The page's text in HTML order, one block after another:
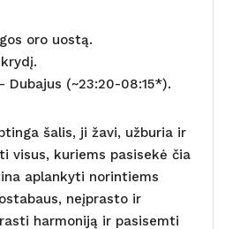
oro uostą.
Dubajus (~23:20-08:15*).
šalis, ji žavi, užburia ir
visus, kuriems pasisekė čia
aplankyti norintiems
neįprasto ir
harmoniją ir pasisemti